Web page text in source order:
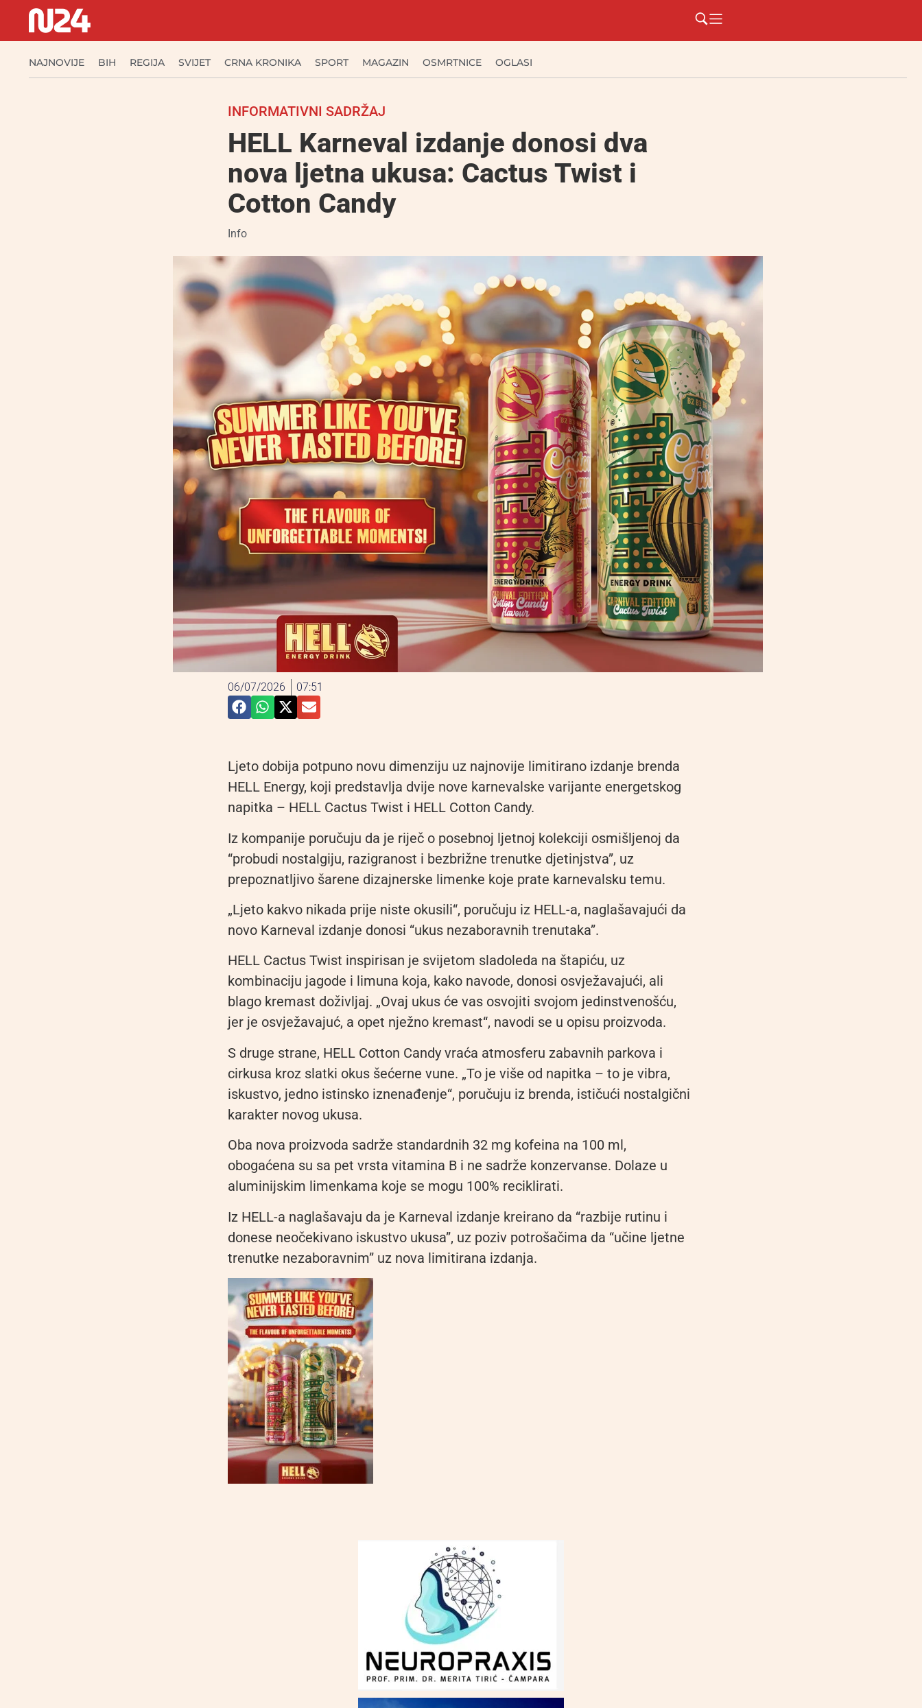
NAJNOVIJE BIH REGIJA SVIJET CRNA KRONIKA SPORT MAGAZIN OSMRTNICE OGLASI
INFORMATIVNI SADRŽAJ
HELL Karneval izdanje donosi dva
nova ljetna ukusa: Cactus Twist i
Cotton Candy
Info
06/07/2026 07:51
Ljeto dobija potpuno novu dimenziju uz najnovije limitirano izdanje brenda
HELL Energy, koji predstavlja dvije nove karnevalske varijante energetskog
napitka – HELL Cactus Twist i HELL Cotton Candy.
Iz kompanije poručuju da je riječ o posebnoj ljetnoj kolekciji osmišljenoj da
“probudi nostalgiju, razigranost i bezbrižne trenutke djetinjstva”, uz
prepoznatljivo šarene dizajnerske limenke koje prate karnevalsku temu.
„Ljeto kakvo nikada prije niste okusili“, poručuju iz HELL-a, naglašavajući da
novo Karneval izdanje donosi “ukus nezaboravnih trenutaka”.
HELL Cactus Twist inspirisan je svijetom sladoleda na štapiću, uz
kombinaciju jagode i limuna koja, kako navode, donosi osvježavajući, ali
blago kremast doživljaj. „Ovaj ukus će vas osvojiti svojom jedinstvenošću,
jer je osvježavajuć, a opet nježno kremast“, navodi se u opisu proizvoda.
S druge strane, HELL Cotton Candy vraća atmosferu zabavnih parkova i
cirkusa kroz slatki okus šećerne vune. „To je više od napitka – to je vibra,
iskustvo, jedno istinsko iznenađenje“, poručuju iz brenda, ističući nostalgični
karakter novog ukusa.
Oba nova proizvoda sadrže standardnih 32 mg kofeina na 100 ml,
obogaćena su sa pet vrsta vitamina B i ne sadrže konzervanse. Dolaze u
aluminijskim limenkama koje se mogu 100% reciklirati.
Iz HELL-a naglašavaju da je Karneval izdanje kreirano da “razbije rutinu i
donese neočekivano iskustvo ukusa”, uz poziv potrošačima da “učine ljetne
trenutke nezaboravnim” uz nova limitirana izdanja.